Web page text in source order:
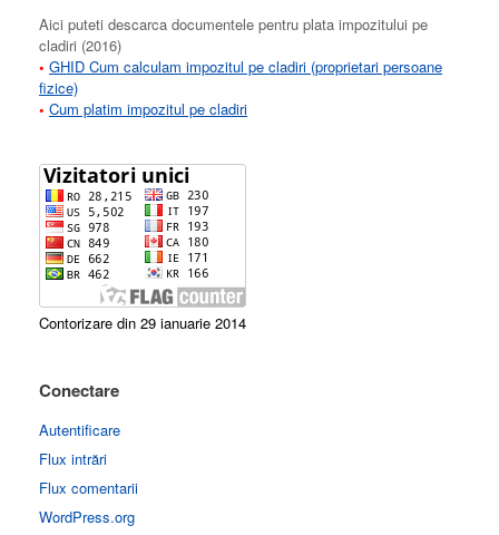
Aici puteti descarca documentele pentru plata impozitului pe
cladiri (2016)
• GHID Cum calculam impozitul pe cladiri (proprietari persoane
fizice)
• Cum platim impozitul pe cladiri
Contorizare din 29 ianuarie 2014
Conectare
Autentificare
Flux intrări
Flux comentarii
WordPress.org